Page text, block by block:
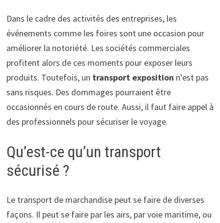
Dans le cadre des activités des entreprises, les
événements comme les foires sont une occasion pour
améliorer la notoriété. Les sociétés commerciales
profitent alors de ces moments pour exposer leurs
produits. Toutefois, un transport exposition n’est pas
sans risques. Des dommages pourraient être
occasionnés en cours de route. Aussi, il faut faire appel à
des professionnels pour sécuriser le voyage.
Qu’est-ce qu’un transport
sécurisé ?
Le transport de marchandise peut se faire de diverses
façons. Il peut se faire par les airs, par voie maritime, ou